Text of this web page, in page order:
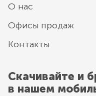
О нас
Офисы продаж
Контакты
Скачивайте и
в нашем